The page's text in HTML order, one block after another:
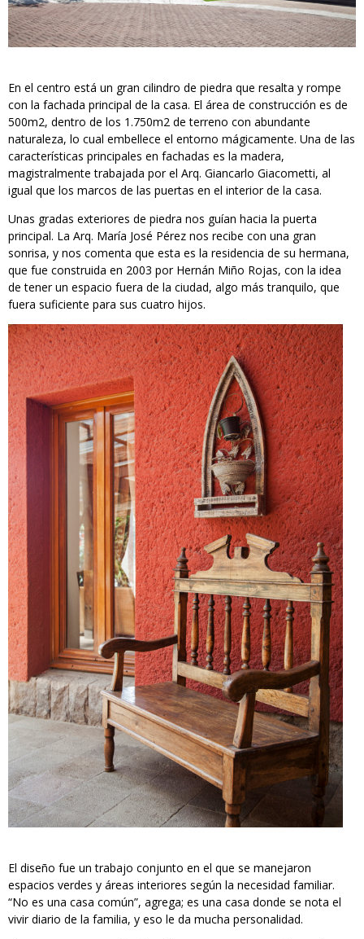
En el centro está un gran cilindro de piedra que resalta y rompe
con la fachada principal de la casa. El área de construcción es de
500m2, dentro de los 1.750m2 de terreno con abundante
naturaleza, lo cual embellece el entorno mágicamente. Una de las
características principales en fachadas es la madera,
magistralmente trabajada por el Arq. Giancarlo Giacometti, al
igual que los marcos de las puertas en el interior de la casa.
Unas gradas exteriores de piedra nos guían hacia la puerta
principal. La Arq. María José Pérez nos recibe con una gran
sonrisa, y nos comenta que esta es la residencia de su hermana,
que fue construida en 2003 por Hernán Miño Rojas, con la idea
de tener un espacio fuera de la ciudad, algo más tranquilo, que
fuera suficiente para sus cuatro hijos.
El diseño fue un trabajo conjunto en el que se manejaron
espacios verdes y áreas interiores según la necesidad familiar.
“No es una casa común”, agrega; es una casa donde se nota el
vivir diario de la familia, y eso le da mucha personalidad.